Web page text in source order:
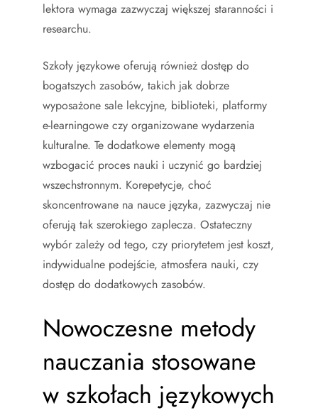
lektora wymaga zazwyczaj większej staranności i
researchu.
Szkoły językowe oferują również dostęp do
bogatszych zasobów, takich jak dobrze
wyposażone sale lekcyjne, biblioteki, platformy
e-learningowe czy organizowane wydarzenia
kulturalne. Te dodatkowe elementy mogą
wzbogacić proces nauki i uczynić go bardziej
wszechstronnym. Korepetycje, choć
skoncentrowane na nauce języka, zazwyczaj nie
oferują tak szerokiego zaplecza. Ostateczny
wybór zależy od tego, czy priorytetem jest koszt,
indywidualne podejście, atmosfera nauki, czy
dostęp do dodatkowych zasobów.
Nowoczesne metody
nauczania stosowane
w szkołach językowych